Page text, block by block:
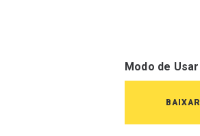
Modo de Usar
BAIXAR